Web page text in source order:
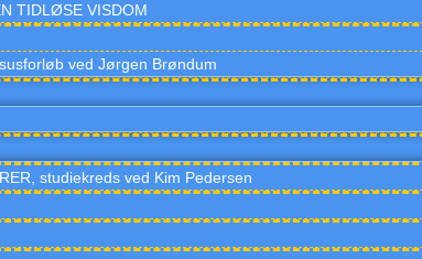
TIDLØSE VISDOM
ved Jørgen Brøndum
studiekreds ved Kim Pedersen